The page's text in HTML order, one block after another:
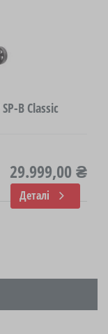
В Classic
29.999,00 ₴
Деталі